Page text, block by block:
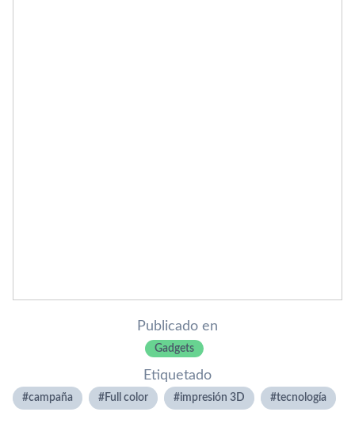
Publicado en
Gadgets
Etiquetado
campaña Full color impresión 3D tecnologí­a